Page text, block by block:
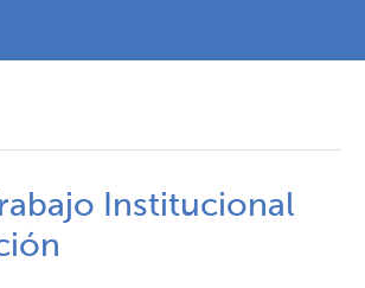
Institucional